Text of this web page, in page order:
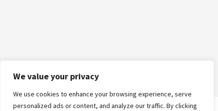
We value your privacy
We use cookies to enhance your browsing experience, serve
personalized ads or content, and analyze our traffic. By clicking